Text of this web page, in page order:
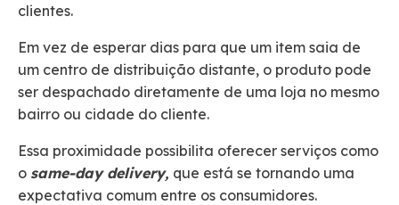
clientes.
Em vez de esperar dias para que um item saia de
um centro de distribuição distante, o produto pode
ser despachado diretamente de uma loja no mesmo
bairro ou cidade do cliente.
Essa proximidade possibilita oferecer serviços como
o same-day delivery, que está se tornando uma
expectativa comum entre os consumidores.